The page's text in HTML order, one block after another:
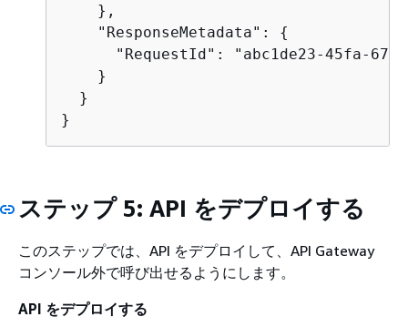
    },
    "ResponseMetadata":
{
"RequestId": "abc1de23-45fa-
    }
  }
}
ステップ 5: API をデプロイする
このステップでは、API をデプロイして、API Gateway
コンソール外で呼び出せるようにします。
API をデプロイする